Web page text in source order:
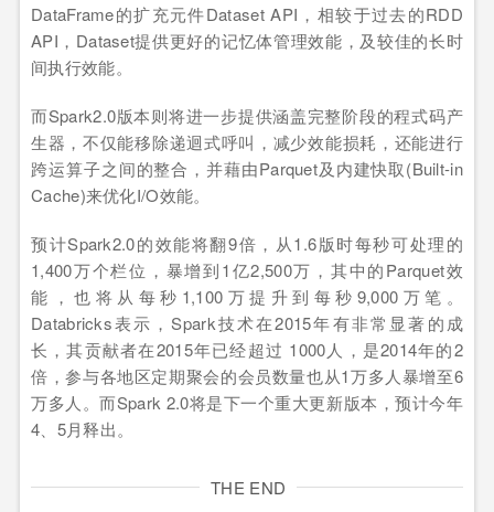
DataFrame的扩充元件Dataset API，相较于过去的RDD
API，Dataset提供更好的记忆体管理效能，及较佳的长时
间执行效能。
而Spark2.0版本则将进一步提供涵盖完整阶段的程式码产
生器，不仅能移除递迴式呼叫，减少效能损耗，还能进行
跨运算子之间的整合，并藉由Parquet及内建快取(Built-in
Cache)来优化I/O效能。
预计Spark2.0的效能将翻9倍，从1.6版时每秒可处理的
1,400万个栏位，暴增到1亿2,500万，其中的Parquet效
能，也将从每秒1,100万提升到每秒9,000万笔。
Databricks表示，Spark技术在2015年有非常显著的成
长，其贡献者在2015年已经超过 1000人，是2014年的2
倍，参与各地区定期聚会的会员数量也从1万多人暴增至6
万多人。而Spark 2.0将是下一个重大更新版本，预计今年
4、5月释出。
THE END